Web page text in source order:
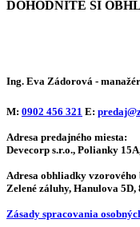
DOHODNITE SI
Ing. Eva Zádorová -
M: 0902 456 321 E:
Adresa predajného miesta:
Devecorp s.r.o., Polianky
Adresa obhliadky vzorového
Zelené záluhy, Hanulova
Zásady spracovania